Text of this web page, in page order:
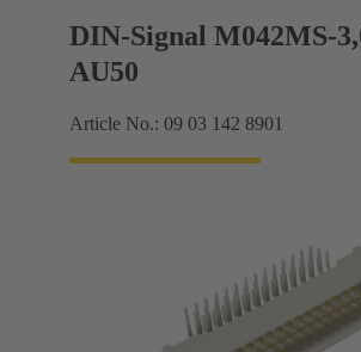
DIN-Signal M042MS-
AU50
Article No.: 09 03 142 8901